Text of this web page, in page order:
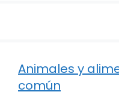
Animales y
común